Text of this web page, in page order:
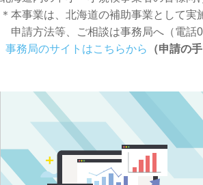
＊本事業は、北海道の補助事業として
申請方法等、ご相談は事務局へ（電話
事務局のサイトはこちらから
（申請の